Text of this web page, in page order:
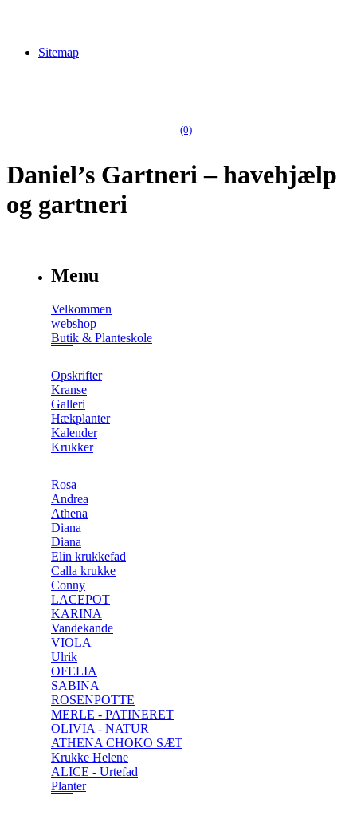
Sitemap
(0)
Daniel’s Gartneri – havehjælp
og gartneri
Menu
Velkommen
webshop
Butik & Planteskole
Opskrifter
Kranse
Galleri
Hækplanter
Kalender
Krukker
Rosa
Andrea
Athena
Diana
Diana
Elin krukkefad
Calla krukke
Conny
LACEPOT
KARINA
Vandekande
VIOLA
Ulrik
OFELIA
SABINA
ROSENPOTTE
MERLE - PATINERET
OLIVIA - NATUR
ATHENA CHOKO SÆT
Krukke Helene
ALICE - Urtefad
Planter